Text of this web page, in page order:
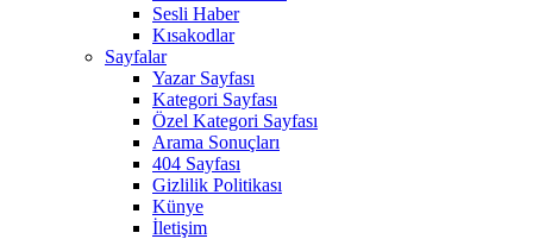
Sesli Haber
Kısakodlar
Sayfalar
Yazar Sayfası
Kategori Sayfası
Özel Kategori Sayfası
Arama Sonuçları
404 Sayfası
Gizlilik Politikası
Künye
İletişim